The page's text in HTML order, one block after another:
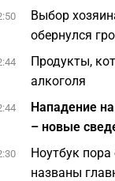
Выбор
обернулся
Продукты,
алкоголя
Нападение
– новые
Ноутбук
названы